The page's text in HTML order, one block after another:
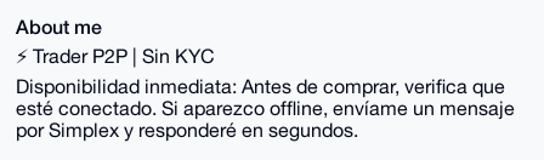
About me
⚡ Trader P2P | Sin KYC
Disponibilidad inmediata: Antes de comprar, verifica que
esté conectado. Si aparezco offline, envíame un mensaje
por Simplex y responderé en segundos.